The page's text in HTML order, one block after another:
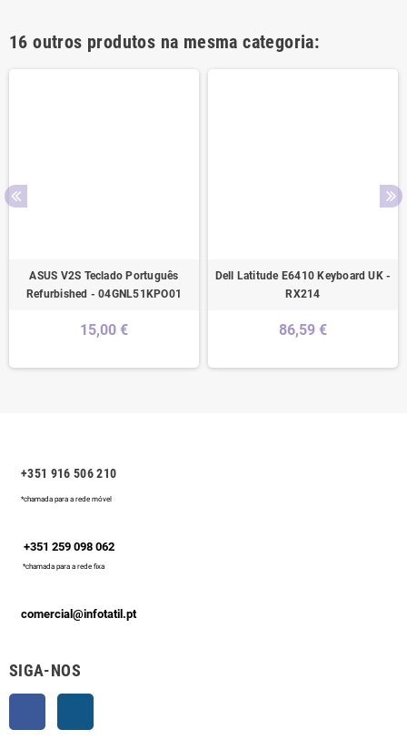
16 outros produtos na mesma categoria:
ASUS V2S Teclado Português
Refurbished - 04GNL51KPO01
15,00 €
Dell Latitude E6410 Keyboard UK -
RX214
86,59 €
+351 916 506 210
*chamada para a rede móvel
+351 259 098 062
*chamada para a rede fixa
comercial@infotatil.pt
SIGA-NOS